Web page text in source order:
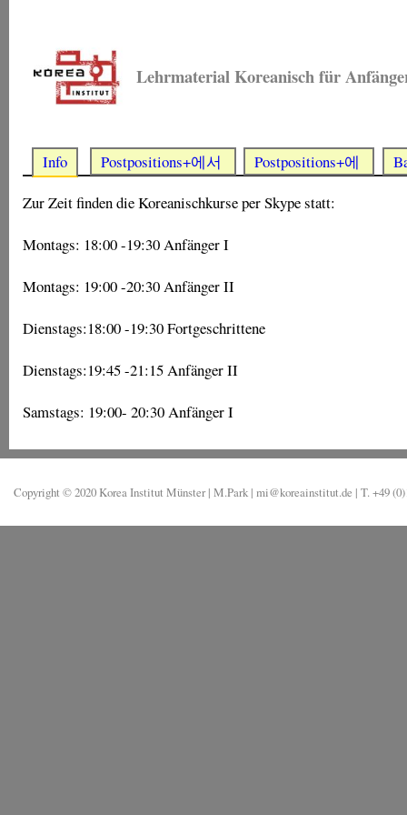
Lehrmaterial Koreanisch für
Info Postpositions+에서 Postpositions+에
Zur Zeit finden die Koreanischkurse per Skype statt:
Montags: 18:00 -19:30 Anfänger I
Montags: 19:00 -20:30 Anfänger II
Dienstags:18:00 -19:30 Fortgeschrittene
Dienstags:19:45 -21:15 Anfänger II
Samstags: 19:00- 20:30 Anfänger I
Copyright © 2020 Korea Institut Münster | M.Park | mi@koreainstitut.de | T. +49